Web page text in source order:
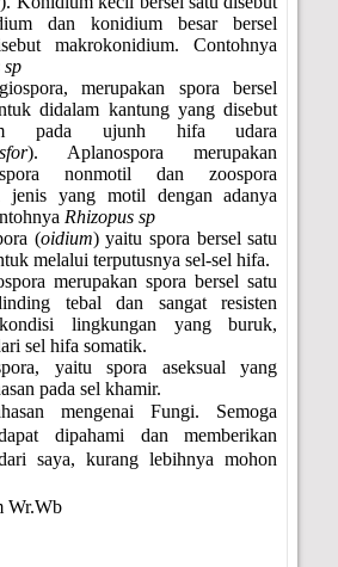
dan konidium besar bersel
makrokonidium. Contohnya
sp
merupakan spora bersel
didalam kantung yang disebut
pada ujunh hifa udara
). Aplanospora merupakan
nonmotil dan zoospora
jenis yang motil dengan adanya
Rhizopus sp
(oidium) yaitu spora bersel satu
melalui terputusnya sel-sel hifa.
merupakan spora bersel satu
tebal dan sangat resisten
lingkungan yang buruk,
sel hifa somatik.
yaitu spora aseksual yang
pada sel khamir.
mengenai Fungi. Semoga
dipahami dan memberikan
saya, kurang lebihnya mohon
Wr.Wb